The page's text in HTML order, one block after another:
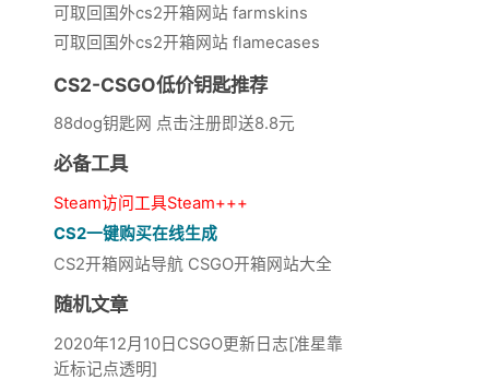
可取回国外cs2开箱网站 farmskins
可取回国外cs2开箱网站 flamecases
CS2-CSGO低价钥匙推荐
88dog钥匙网 点击注册即送8.8元
必备工具
Steam访问工具Steam+++
CS2一键购买在线生成
CS2开箱网站导航 CSGO开箱网站大全
随机文章
2020年12月10日CSGO更新日志[准星靠
近标记点透明]